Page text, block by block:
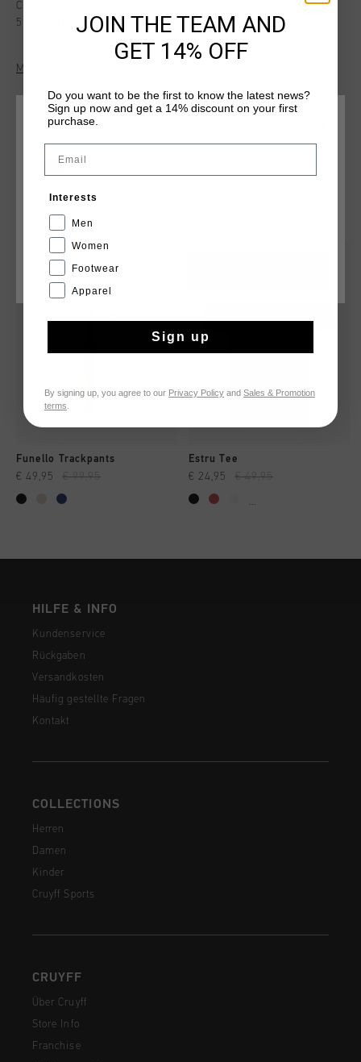
Cruyff Estru Tee in Ultimate Gray. Composition: 95% Cotton,
5% Elastane
Mehr Informationen
Funello Trackpants
€ 49,95 € 99,95
Estru Tee
€ 24,95 € 49,95
...
HILFE & INFO
Kundenservice
Rückgaben
Versandkosten
Häufig gestellte Fragen
Kontakt
COLLECTIONS
Herren
Damen
Kinder
Cruyff Sports
CRUYFF
Über Cruyff
Store Info
Franchise
WÄHLEN SIE IHREN STANDORT UND IHRE SPRACHE
CANCEL
JOIN THE TEAM AND
GET 14% OFF
Do you want to be the first to know the latest news?
Sign up now and get a 14% discount on your first
purchase.
Interests
Men
Women
Footwear
Apparel
Sign up
By signing up, you agree to our Privacy Policy and Sales & Promotion
terms